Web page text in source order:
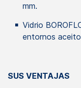
mm.
Vidrio
entornos
SUS VENTAJAS